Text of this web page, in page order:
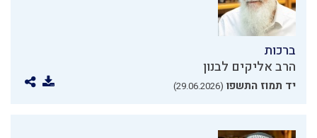
ברכות
הרב אליקים לבנון
יד תמוז התשפו (29.06.2026)